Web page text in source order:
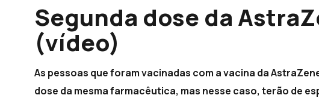
Segunda dose da
(vídeo)
As pessoas que foram vacinadas com a vacina da
dose da mesma farmacêutica, mas nesse caso, terão de